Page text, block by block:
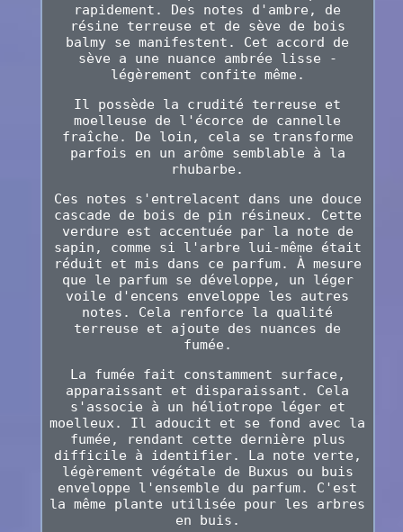
rapidement. Des notes d'ambre, de
résine terreuse et de sève de bois
balmy se manifestent. Cet accord de
sève a une nuance ambrée lisse -
légèrement confite même.
Il possède la crudité terreuse et
moelleuse de l'écorce de cannelle
fraîche. De loin, cela se transforme
parfois en un arôme semblable à la
rhubarbe.
Ces notes s'entrelacent dans une douce
cascade de bois de pin résineux. Cette
verdure est accentuée par la note de
sapin, comme si l'arbre lui-même était
réduit et mis dans ce parfum. À mesure
que le parfum se développe, un léger
voile d'encens enveloppe les autres
notes. Cela renforce la qualité
terreuse et ajoute des nuances de
fumée.
La fumée fait constamment surface,
apparaissant et disparaissant. Cela
s'associe à un héliotrope léger et
moelleux. Il adoucit et se fond avec la
fumée, rendant cette dernière plus
difficile à identifier. La note verte,
légèrement végétale de Buxus ou buis
enveloppe l'ensemble du parfum. C'est
la même plante utilisée pour les arbres
en buis.